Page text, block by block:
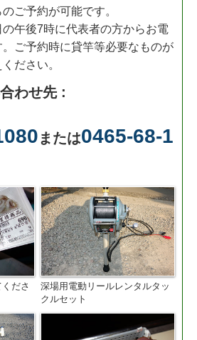
ご予約が可能です。
午後7時に代表者の方からお電
ご予約時に貸竿等必要なものが
ださい。
わせ先 :
または0465-68-1
ださ
深場用電動リールレンタルタッ
クルセット